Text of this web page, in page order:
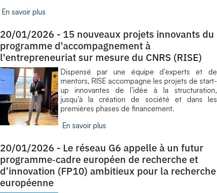
En savoir plus
20/01/2026 - 15 nouveaux projets innovants du
programme d'accompagnement à
l'entrepreneuriat sur mesure du CNRS (RISE)
Dispensé par une équipe d’experts et de
mentors, RISE accompagne les projets de start-
up innovantes de l’idée à la structuration,
jusqu’à la création de société et dans les
premières phases de financement.
En savoir plus
20/01/2026 - Le réseau G6 appelle à un futur
programme‑cadre européen de recherche et
d’innovation (FP10) ambitieux pour la recherche
européenne